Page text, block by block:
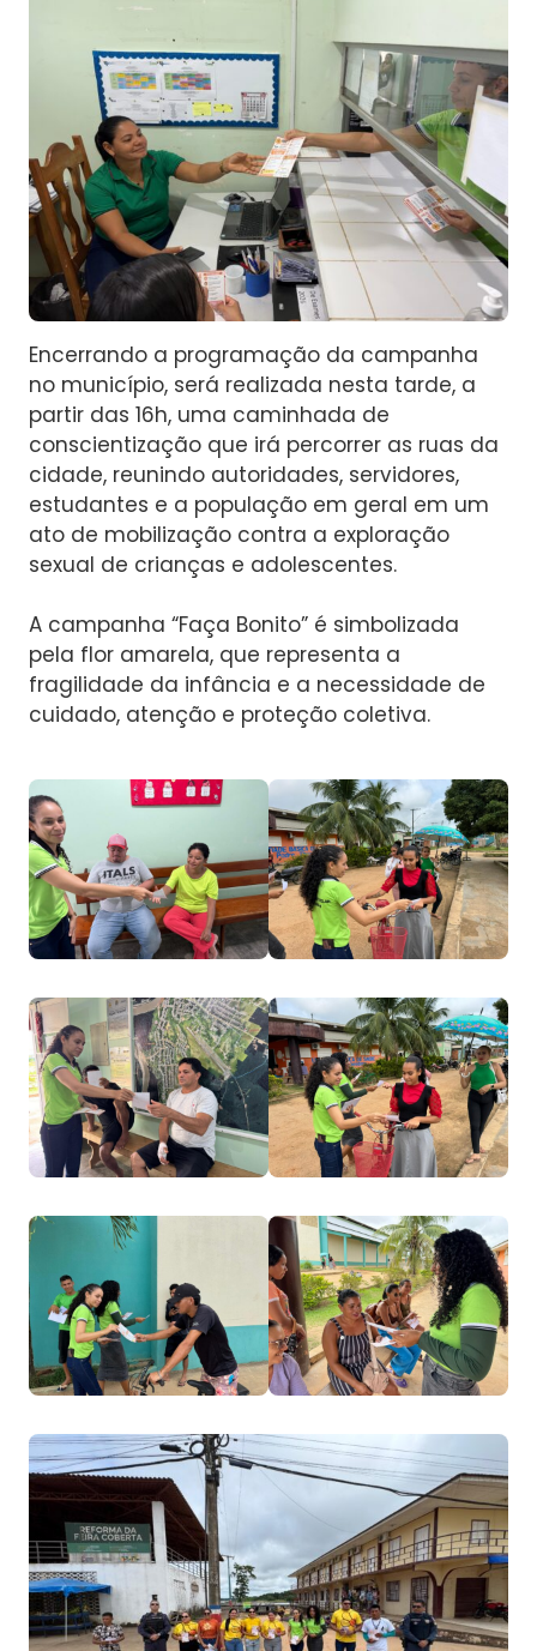
Encerrando a programação da campanha
no município, será realizada nesta tarde, a
partir das 16h, uma caminhada de
conscientização que irá percorrer as ruas da
cidade, reunindo autoridades, servidores,
estudantes e a população em geral em um
ato de mobilização contra a exploração
sexual de crianças e adolescentes.
A campanha “Faça Bonito” é simbolizada
pela flor amarela, que representa a
fragilidade da infância e a necessidade de
cuidado, atenção e proteção coletiva.